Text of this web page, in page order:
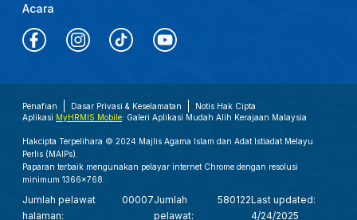
Acara
Penafian Dasar Privasi & Keselamatan
Notis Hak Cipta
Aplikasi MyHRMIS Mobile: Galeri Aplikasi Mudah Alih Kerajaan Malaysia
Hakcipta Terpelihara © 2024 Majlis Agama Islam dan Adat Istiadat Melayu
Perlis (MAIPs).
Paparan terbaik mengunakan pelayar internet Chrome dengan resolusi
minimum 1366x768.
Jumlah pelawat
halaman:
00007Jumlah
pelawat:
580122Last updated:
4/24/2025